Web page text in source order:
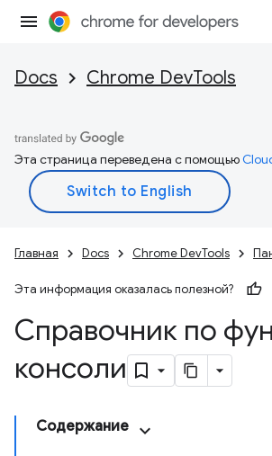
Docs Chrome DevTools
Эта страница переведена с помощью
Главная Docs Chrome DevTools
Эта информация оказалась полезной?
Справочник по
консоли
Содержание